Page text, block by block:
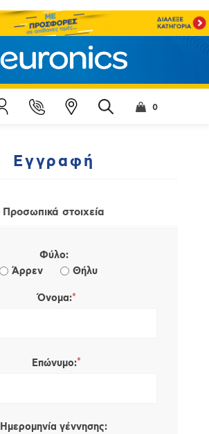
0
Εγγραφή
Προσωπικά στοιχεία
Φύλο:
Άρρεν
Θήλυ
Όνομα:*
Επώνυμο:*
Ημερομηνία γέννησης: